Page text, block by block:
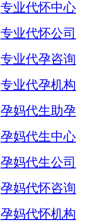
专业代怀中心
专业代怀公司
专业代孕咨询
专业代孕机构
孕妈代生助孕
孕妈代生中心
孕妈代生公司
孕妈代怀咨询
孕妈代怀机构